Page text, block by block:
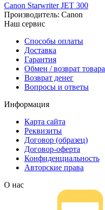
Canon Starwriter JET 300
Производитель: Canon
Наш сервис
Способы оплаты
Доставка
Гарантия
Обмен / возврат товара
Возврат денег
Вопросы и ответы
Информация
Карта сайта
Реквизиты
Договор (образец)
Договор-оферта
Конфиденциальность
Авторские права
О нас